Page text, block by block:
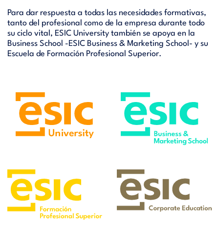
Para dar respuesta a todas las necesidades formativas,
tanto del profesional como de la empresa durante todo
su ciclo vital, ESIC University también se apoya en la
Business School -ESIC Business & Marketing School- y su
Escuela de Formación Profesional Superior.